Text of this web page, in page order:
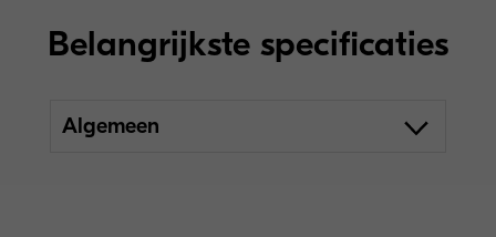
Belangrijkste specificaties
Algemeen